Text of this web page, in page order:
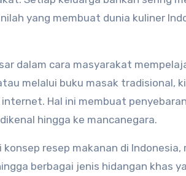
yang membuat dunia kuliner
dalam cara masyarakat
melalui buku masak tradisional,
Hal ini membuat
hingga ke mancanegara.
resep makanan di Indonesia,
berbagai jenis hidangan khas